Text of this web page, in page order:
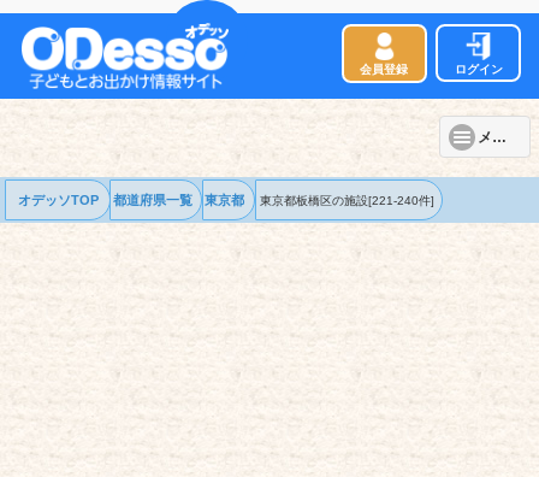
会員登録 ログイン
メニュー
オデッソTOP 都道府県一覧 東京都 東京都板橋区の施設[221-240件]